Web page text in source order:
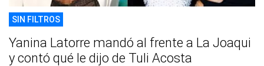
SIN FILTROS
Yanina Latorre mandó al frente a La Joaqui
y contó qué le dijo de Tuli Acosta